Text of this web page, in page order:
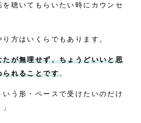
を聴いてもらいたい時にカウンセ
方はいくらでもあります。
たが無理せず、ちょうどいいと思
られることです。
いう形・ペースで受けたいのだけ